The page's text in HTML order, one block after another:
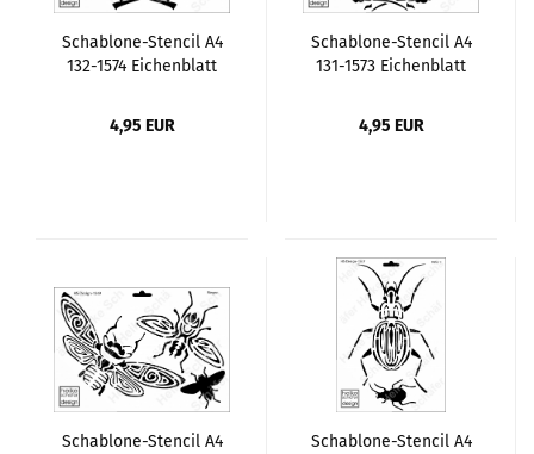
Schablone-Stencil A4
132-1574 Eichenblatt
4,95 EUR
Schablone-Stencil A4
131-1573 Eichenblatt
4,95 EUR
Schablone-Stencil A4
Schablone-Stencil A4